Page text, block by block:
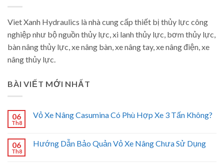
Viet Xanh Hydraulics là nhà cung cấp thiết bị thủy lực công
nghiệp như bộ nguồn thủy lực, xi lanh thủy lực, bơm thủy lực,
bàn nâng thủy lực, xe nâng bàn, xe nâng tay, xe nâng điện, xe
nâng thủy lực.
BÀI VIẾT MỚI NHẤT
06
Th8
Vỏ Xe Nâng Casumina Có Phù Hợp Xe 3 Tấn Không?
06
Th8
Hướng Dẫn Bảo Quản Vỏ Xe Nâng Chưa Sử Dụng